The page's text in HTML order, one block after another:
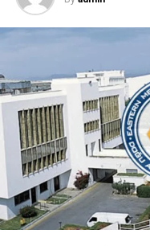
TRT
UP NEXT
TOGG ödenmiş
KAÇIRMAYIN
Ekonomi Reform